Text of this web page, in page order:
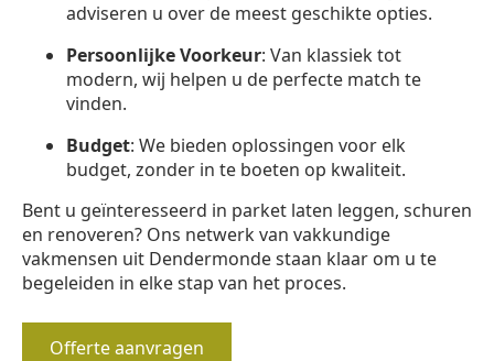
adviseren u over de meest geschikte opties.
Persoonlijke Voorkeur: Van klassiek tot
modern, wij helpen u de perfecte match te
vinden.
Budget: We bieden oplossingen voor elk
budget, zonder in te boeten op kwaliteit.
Bent u geïnteresseerd in parket laten leggen, schuren
en renoveren? Ons netwerk van vakkundige
vakmensen uit Dendermonde staan klaar om u te
begeleiden in elke stap van het proces.
Offerte aanvragen